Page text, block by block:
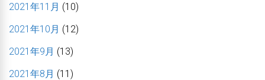
2021年11月 (10)
2021年10月 (12)
2021年9月 (13)
2021年8月 (11)